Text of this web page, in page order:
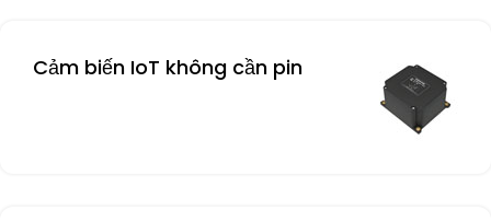
Cảm biến IoT không cần pin